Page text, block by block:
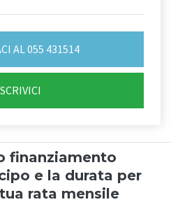
AL 055 431514
SCRIVICI
finanziamento
e la durata per
rata mensile